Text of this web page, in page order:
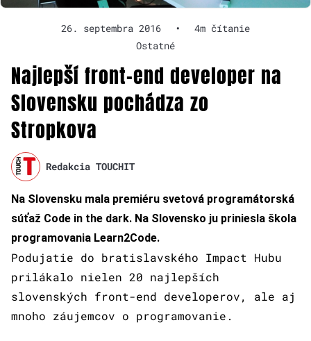
26. septembra 2016 •
4m čítanie
Ostatné
Najlepší front-end developer na
Slovensku pochádza zo
Stropkova
Redakcia TOUCHIT
Na Slovensku mala premiéru svetová programátorská
súťaž Code in the dark. Na Slovensko ju priniesla škola
programovania Learn2Code.
Podujatie do bratislavského Impact Hubu
prilákalo nielen 20 najlepších
slovenských front-end developerov, ale aj
mnoho záujemcov o programovanie.